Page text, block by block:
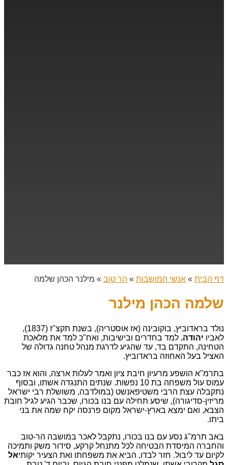
דף הבית » אנשי המושבות » הר טוב » מילנר הכהן שלמה
שלמה הכהן מילנר
נולד בראדוביץ, בוקובינה (אז אוסטריה), בשנת תקצ"ז (1837),
לאביו יהודה. למד בחדרים ובישיבות, ואח"כ למד את מלאכת
הטחינה, התקדם בד, עד שהגיע לדרגת מנהל טחנה גדולה של
האציל בעל האחוזה בראדוביץ.
בתרמ"א הושפע מרעיון חיבת ציון ואמר לעלות ארצה, והוא אז כבר
עמוס עול משפחה בת 10 נפשות. שנתים התנגדה אשתו, ובסוף
נתקבלה עצת הרבי משטיפאנשט (במולדבה, משושלת רבי ישראל
מריזין-סדיגורה), שיסע תחילה עם בנו בכורו, שכבר הגיע לגיל חובת
הצבא, ואם ימצא בארץ-ישראל מקום פרנסה יקח שמה את בני
ביתו.
באב תרמ"ג נסע עם בנו בכורו, נתקבל לאכר במושבה הר-טוב
והחברה המיסדת הבטיחה לכל מתנחל קרקע, סידור משק ותמיכה
לקיום עד ליבול. חזר לבדו, הביא את משפחתו ואת הצעיר יקותיאל